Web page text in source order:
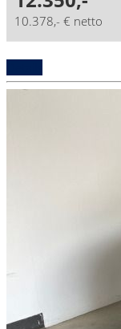
10.378,- € netto